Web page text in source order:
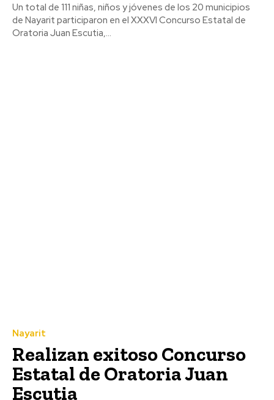
Un total de 111 niñas, niños y jóvenes de los 20 municipios
de Nayarit participaron en el XXXVI Concurso Estatal de
Oratoria Juan Escutia,...
Nayarit
Realizan exitoso Concurso
Estatal de Oratoria Juan
Escutia